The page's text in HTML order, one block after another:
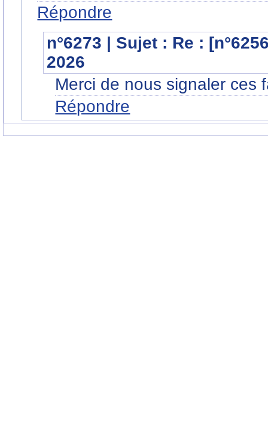
Répondre
n°6273 | Sujet : Re :
2026
Merci de nous signaler ces
Répondre